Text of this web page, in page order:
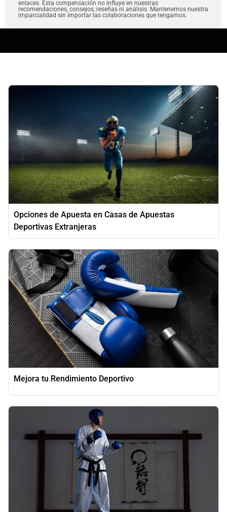
enlaces. Esta compensación no influye en nuestras
recomendaciones, consejos, reseñas ni análisis. Mantenemos nuestra
imparcialidad sin importar las colaboraciones que tengamos.
Opciones de Apuesta en Casas de Apuestas
Deportivas Extranjeras
Mejora tu Rendimiento Deportivo